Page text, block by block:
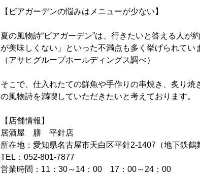
【ビアガーデンの悩みはメニューが少ない】
夏の風物詩“ビアガーデン”は、行きたいと答える人
が美味しくない」といった不満点も多く挙げられてい
（アサヒグループホールディングス調べ）
そこで、仕入れたての鮮魚や手作りの串焼き、炙り
の風物詩を満喫していただきたいと考えております。
【店舗情報】
居酒屋 膳 平針店
所在地：愛知県名古屋市天白区平針2-1407（地下鉄
TEL：052-801-7877
営業時間：11：30～14：00 17：00～24：00